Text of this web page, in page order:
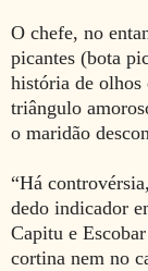
O chefe, no
picantes (bota
história de olhos
triângulo
o maridão
“Há
dedo indicador
Capitu e
cortina nem no